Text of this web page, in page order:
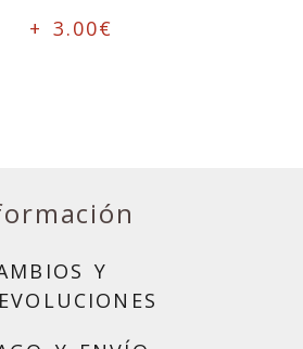
+ 3.00€
Y